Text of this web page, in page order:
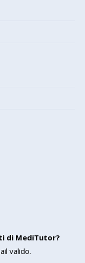
di MediTutor?
valido.